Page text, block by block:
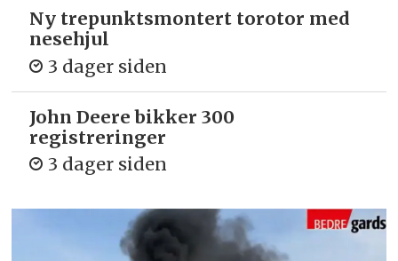
Ny trepunkts­montert torotor med
nesehjul
3 dager siden
John Deere bikker 300
registreringer
3 dager siden